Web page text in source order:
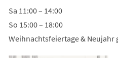
Sa 11:00 – 14:00
So 15:00 – 18:00
Weihnachtsfeiertage & Neujahr